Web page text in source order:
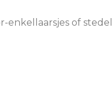
enkellaarsjes of